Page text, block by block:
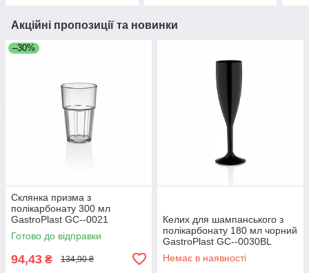
Акційні пропозиції та новинки
–30%
Склянка призма з
полікарбонату 300 мл
GastroPlast GC--0021
Готово до відправки
94,43 ₴ 134,90 ₴
Келих для шампанського з
полікарбонату 180 мл чорний
GastroPlast GC--0030BL
Немає в наявності